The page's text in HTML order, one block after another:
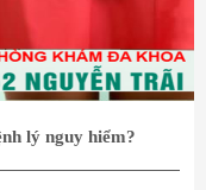
lý nguy hiểm?